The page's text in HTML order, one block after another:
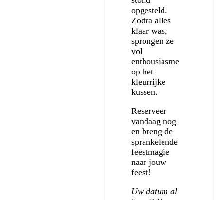
opgesteld.
Zodra alles
klaar was,
sprongen ze
vol
enthousiasme
op het
kleurrijke
kussen.
Reserveer
vandaag nog
en breng de
sprankelende
feestmagie
naar jouw
feest!
Uw datum al